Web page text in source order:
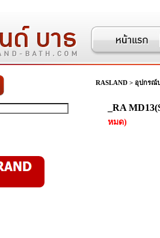
RASLAND > อุปกรณ์
_RA
หมด)